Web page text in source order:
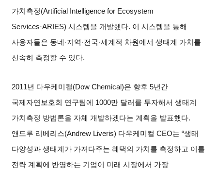
가치측정(Artificial Intelligence for Ecosystem
Services·ARIES)시스템을 개발했다. 이 시스템을 통해
사용자들은 동네 ·지역·전국·세계적 차원에서 생태계 가치를
신속히 측정할 수 있다.
2011년 다우케미컬(Dow Chemical)은 향후 5년간
국제자연보호회 연구팀에
1000만 달러를 투자해서 생태계
가치측정 방법론을 자체 개발하겠다는 계획을 발표했다.
앤드루 리베리스(Andrew Liveris) 다우케미컬 CEO는 “생태
다양성과 생태계가 가져다주는 혜택의 가치를 측정하고 이를
전략 계획에 반영하는 기업이 미래 시장에서 가장